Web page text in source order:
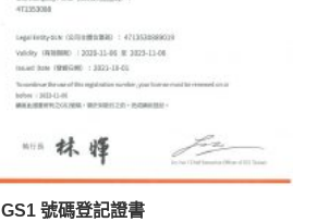
GS1 號碼登記證書